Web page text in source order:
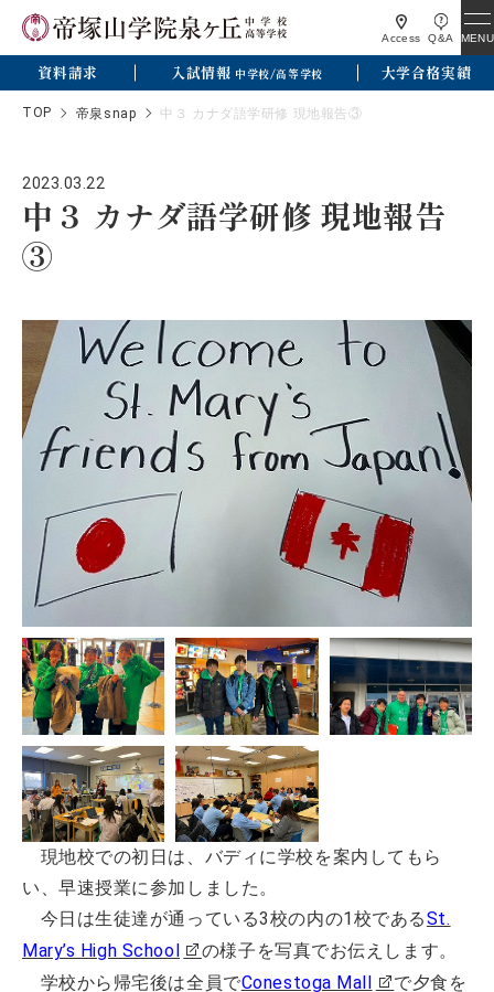
Access Q&A MENU
資料請求 入試情報 中学校/高等学校 大学合格実績
TOP 帝泉snap 中３ カナダ語学研修 現地報告③
2023.03.22
中３ カナダ語学研修 現地報告
③
現地校での初日は、バディに学校を案内してもら
い、早速授業に参加しました。
今日は生徒達が通っている3校の内の1校であるSt.
Mary’s High School
の様子を写真でお伝えします。
学校から帰宅後は全員でConestoga Mall
で夕食を